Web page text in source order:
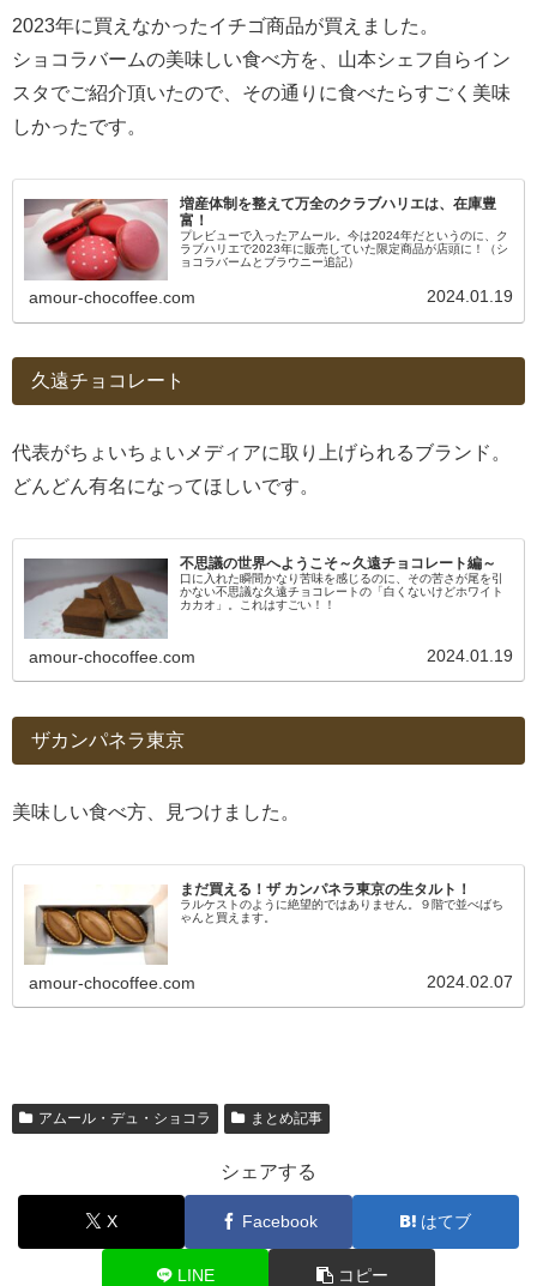
2023年に買えなかったイチゴ商品が買えました。
ショコラバームの美味しい食べ方を、山本シェフ自らイン
スタでご紹介頂いたので、その通りに食べたらすごく美味
しかったです。
増産体制を整えて万全のクラブハリエは、在庫豊
富！
プレビューで入ったアムール。今は2024年だというのに、ク
ラブハリエで2023年に販売していた限定商品が店頭に！（シ
ョコラバームとブラウニー追記）
amour-chocoffee.com 2024.01.19
久遠チョコレート
代表がちょいちょいメディアに取り上げられるブランド。
どんどん有名になってほしいです。
不思議の世界へようこそ～久遠チョコレート編～
口に入れた瞬間かなり苦味を感じるのに、その苦さが尾を引
かない不思議な久遠チョコレートの「白くないけどホワイト
カカオ」。これはすごい！！
amour-chocoffee.com 2024.01.19
ザカンパネラ東京
美味しい食べ方、見つけました。
まだ買える！ザ カンパネラ東京の生タルト！
ラルケストのように絶望的ではありません。９階で並べばち
ゃんと買えます。
amour-chocoffee.com 2024.02.07
アムール・デュ・ショコラ まとめ記事
シェアする
X Facebook はてブ
LINE コピー